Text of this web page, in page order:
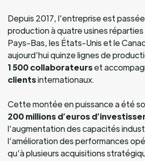
Depuis 2017, l’entreprise est
production à quatre usines
Pays-Bas, les États-Unis et le
aujourd’hui quinze lignes de
1 500 collaborateurset
clientsinternationaux.
Cette montée en puissance a été
200 millions d’euros
l’augmentation des capacités
l’amélioration des performances
qu’à plusieurs acquisitions